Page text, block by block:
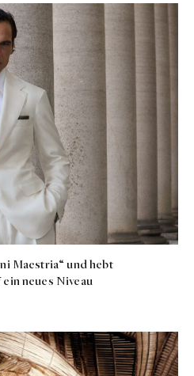
Maestria“ und hebt
neues Niveau